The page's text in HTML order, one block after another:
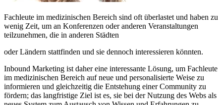
Fachleute im medizinischen Bereich sind oft überlastet und haben zu
wenig Zeit, um an Konferenzen oder anderen Veranstaltungen
teilzunehmen, die in anderen Städten
oder Ländern stattfinden und sie dennoch interessieren könnten.
Inbound Marketing ist daher eine interessante Lösung, um Fachleute
im medizinischen Bereich auf neue und personalisierte Weise zu
informieren und gleichzeitig die Entstehung einer Community zu
fördern; das langfristige Ziel ist es, sie bei der Nutzung des Webs als